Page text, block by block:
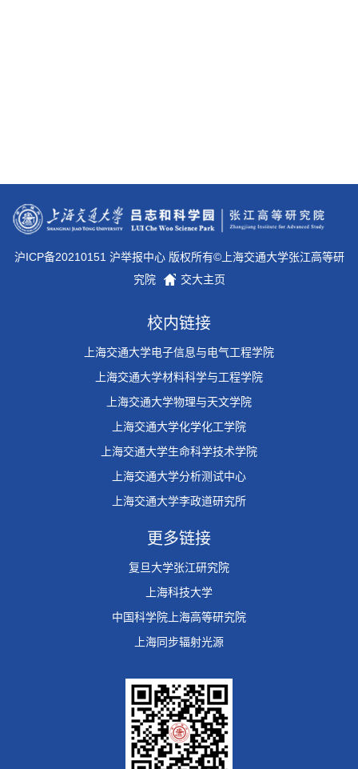
沪ICP备20210151 沪举报中心 版权所有©上海交通大学张江高等研
究院
交大主页
校内链接
上海交通大学电子信息与电气工程学院
上海交通大学材料科学与工程学院
上海交通大学物理与天文学院
上海交通大学化学化工学院
上海交通大学生命科学技术学院
上海交通大学分析测试中心
上海交通大学李政道研究所
更多链接
复旦大学张江研究院
上海科技大学
中国科学院上海高等研究院
上海同步辐射光源